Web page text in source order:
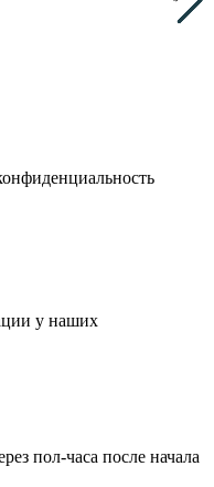
у наших
пол-часа после начала